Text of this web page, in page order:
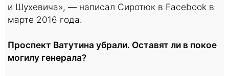
и Шухевича», — написал Сиротюк в Facebook в
марте 2016 года.
Проспект Ватутина убрали. Оставят ли в покое
могилу генерала?